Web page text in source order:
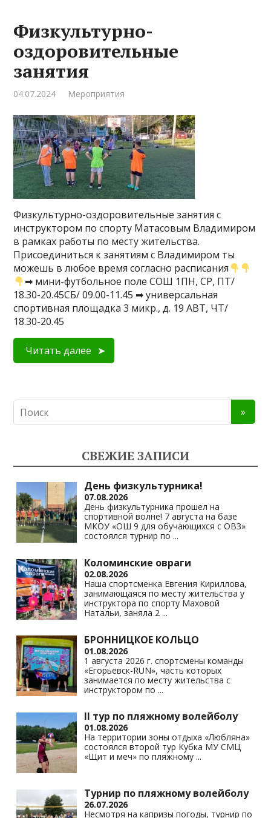
Физкультурно-
оздоровительные
занятия
04.07.2024 Мероприятия
Физкультурно-оздоровительные занятия с
инструктором по спорту Матасовым Владимиром
в рамках работы по месту жительства.
Присоединиться к занятиям с Владимиром ты
можешь в любое время согласно расписания
➡ мини-футбольное поле СОШ 1ПН, СР, ПТ/
18.30-20.45СБ/ 09.00-11.45 ➡ универсальная
спортивная площадка 3 микр., д. 19 АВТ, ЧТ/
18.30-20.45
Читать далее
СВЕЖИЕ ЗАПИСИ
День физкультурника!
07.08.2026
День физкультурника прошел на
спортивной волне! 7 августа на базе
МКОУ «ОШ 9 для обучающихся с ОВЗ»
состоялся турнир по ...
Коломинские овраги
02.08.2026
Наша спортсменка Евгения Кириллова,
занимающаяся по месту жительства у
инструктора по спорту Маховой
Натальи, заняла 2 ...
БРОННИЦКОЕ КОЛЬЦО
01.08.2026
1 августа 2026 г. спортсмены команды
«Егорьевск-RUN», часть которых
занимается по месту жительства с
инструктором по ...
II тур по пляжному волейболу
01.08.2026
На территории зоны отдыха «Любляна»
состоялся второй тур Кубка МУ СМЦ
«Щит и меч» по пляжному ...
Турнир по пляжному волейболу
26.07.2026
Несмотря на капризы погоды, турнир по